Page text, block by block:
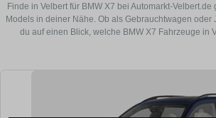
Finde in Velbert für BMW X7 bei Automarkt-
Models in deiner Nähe. Ob als Gebrauchtwagen oder
du auf einen Blick, welche BMW X7 Fahrzeuge in